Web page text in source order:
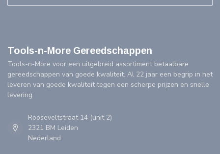
Tools-n-More Gereedschappen
Tools-n-More voor een uitgebreid assortiment betaalbare
gereedschappen van goede kwaliteit. Al 22 jaar een begrip in het
leveren van goede kwaliteit tegen een scherpe prijzen en snelle
levering.
Rooseveltstraat 14 (unit 2)
2321 BM Leiden
Nederland